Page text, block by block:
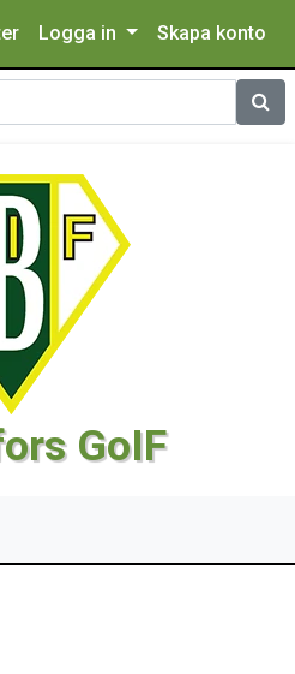
Logga in Skapa konto
Sök
GoIF